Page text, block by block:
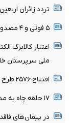
تردد زائران
۵ فوتی و ۴ مصدوم در دو سانحه مرگبار محورهای خرمشهر
اعتبار کالابرگ
ملی سرپرستان
افتتاح ۲۵۷۶ طرح اقتصادی و عمرانی در هفته دولت قزوین
۱۷ حلقه چاه به مدار تأمین آب شرب خرم‌‌آباد وارد می‌شود
در پیمان‌های